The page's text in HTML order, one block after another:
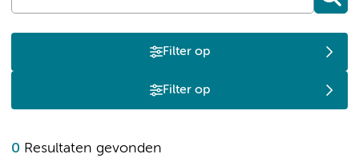
Filter op
Filter op
0 Resultaten gevonden